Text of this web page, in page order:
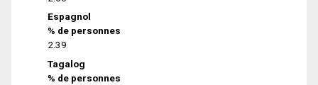
Espagnol
% de personnes
2.39
Tagalog
% de personnes